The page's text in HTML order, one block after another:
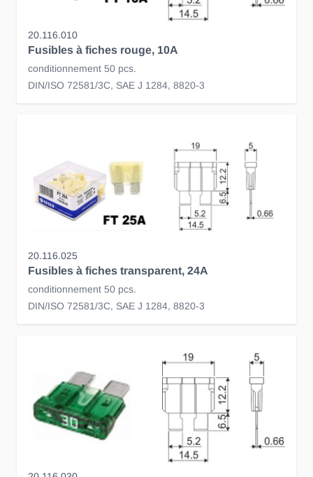
20.116.010
Fusibles à fiches rouge, 10A
conditionnement 50 pcs.
DIN/ISO 72581/3C, SAE J 1284, 8820-3
20.116.025
Fusibles à fiches transparent, 24A
conditionnement 50 pcs.
DIN/ISO 72581/3C, SAE J 1284, 8820-3